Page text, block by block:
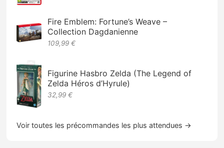
Fire Emblem: Fortune’s Weave –
Collection Dagdanienne
109,99 €
Figurine Hasbro Zelda (The Legend of
Zelda Héros d’Hyrule)
32,99 €
Voir toutes les précommandes les plus attendues →